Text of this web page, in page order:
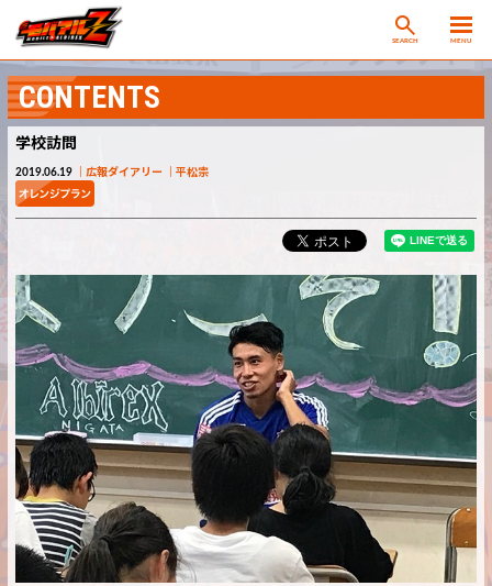
SEARCH MENU
CONTENTS
学校訪問
2019.06.19 広報ダイアリー 平松宗